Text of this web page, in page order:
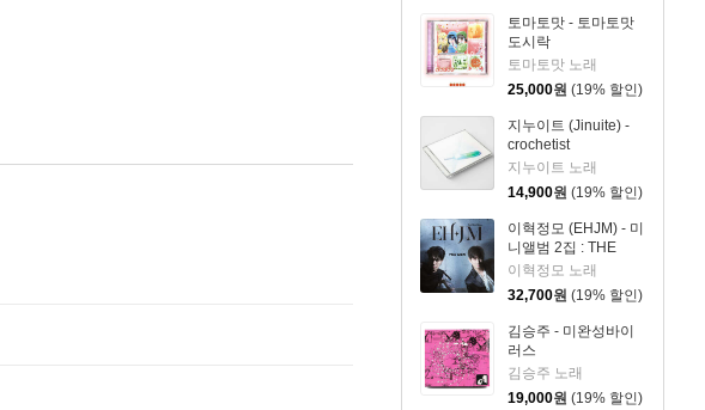
토마토맛 - 토마토맛
도시락
토마토맛 노래
25,000원 (19% 할인)
지누이트 (Jinuite) -
crochetist
지누이트 노래
14,900원 (19% 할인)
이혁정모 (EHJM) - 미
니앨범 2집 : THE
MEN
이혁정모 노래
32,700원 (19% 할인)
김승주 - 미완성바이
러스
김승주 노래
19,000원 (19% 할인)